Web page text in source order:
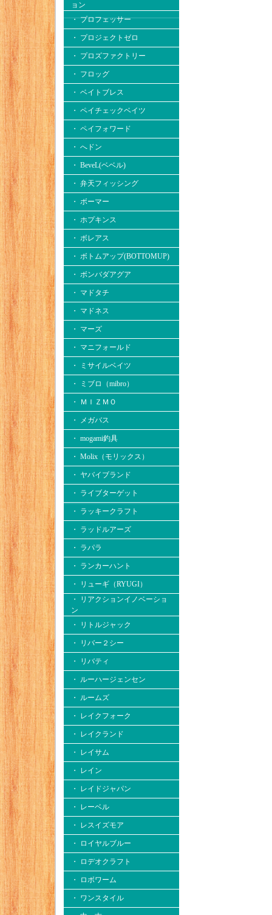
ョン
・ プロフェッサー
・ プロジェクトゼロ
・ プロズファクトリー
・ フロッグ
・ ベイトブレス
・ ペイチェックベイツ
・ ペイフォワード
・ へドン
・ BeveL(ベベル)
・ 弁天フィッシング
・ ボーマー
・ ホプキンス
・ ボレアス
・ ボトムアップ(BOTTOMUP)
・ ボンバダアグア
・ マドタチ
・ マドネス
・ マーズ
・ マニフォールド
・ ミサイルベイツ
・ ミブロ（mibro）
・ ＭＩＺＭＯ
・ メガバス
・ mogami釣具
・ Molix（モリックス）
・ ヤバイブランド
・ ライブターゲット
・ ラッキークラフト
・ ラッドルアーズ
・ ラパラ
・ ランカーハント
・ リューギ（RYUGI）
・ リアクションイノベーショ
ン
・ リトルジャック
・ リバー２シー
・ リバティ
・ ルーハージェンセン
・ ルームズ
・ レイクフォーク
・ レイクランド
・ レイサム
・ レイン
・ レイドジャパン
・ レーベル
・ レスイズモア
・ ロイヤルブルー
・ ロデオクラフト
・ ロボワーム
・ ワンスタイル